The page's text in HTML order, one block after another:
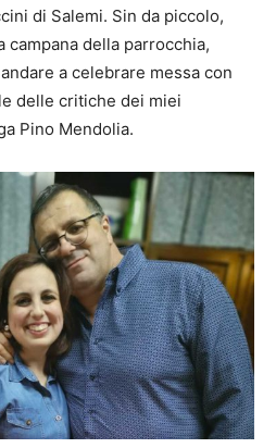
di Salemi. Sin da piccolo,
della parrocchia,
a celebrare messa con
delle critiche dei miei
Pino Mendolia.